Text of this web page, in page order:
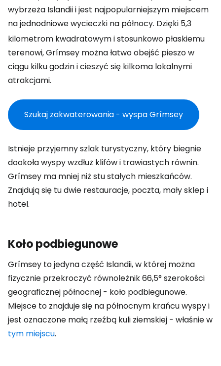
wybrzeża Islandii i jest najpopularniejszym miejscem
na jednodniowe wycieczki na północy. Dzięki 5,3
kilometrom kwadratowymi stosunkowo płaskiemu
terenowi, Grímsey można łatwo obejść pieszo w
ciągu kilku godzin i cieszyć się kilkoma lokalnymi
atrakcjami.
Szukaj zakwaterowania - wyspa Grímsey
Istnieje przyjemny szlak turystyczny, który biegnie
dookoła wyspy wzdłuż klifów i trawiastych równin.
Grímsey ma mniej niż stu stałych mieszkańców.
Znajdują się tu dwie restauracje, poczta, mały sklep i
hotel.
Koło podbiegunowe
Grímsey to jedyna część Islandii, w której można
fizycznie przekroczyć równoleżnik 66,5° szerokości
geograficznej północnej - koło podbiegunowe.
Miejsce to znajduje się na północnym krańcu wyspy i
jest oznaczone małą rzeźbą kuli ziemskiej - właśnie w
tym miejscu.